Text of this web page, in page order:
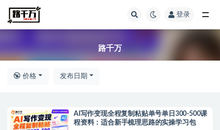
登录
路千万
价格 发布日期
AI写作变现全程复制粘贴单号单日300-500课
程资料：适合新手梳理思路的实操学习包